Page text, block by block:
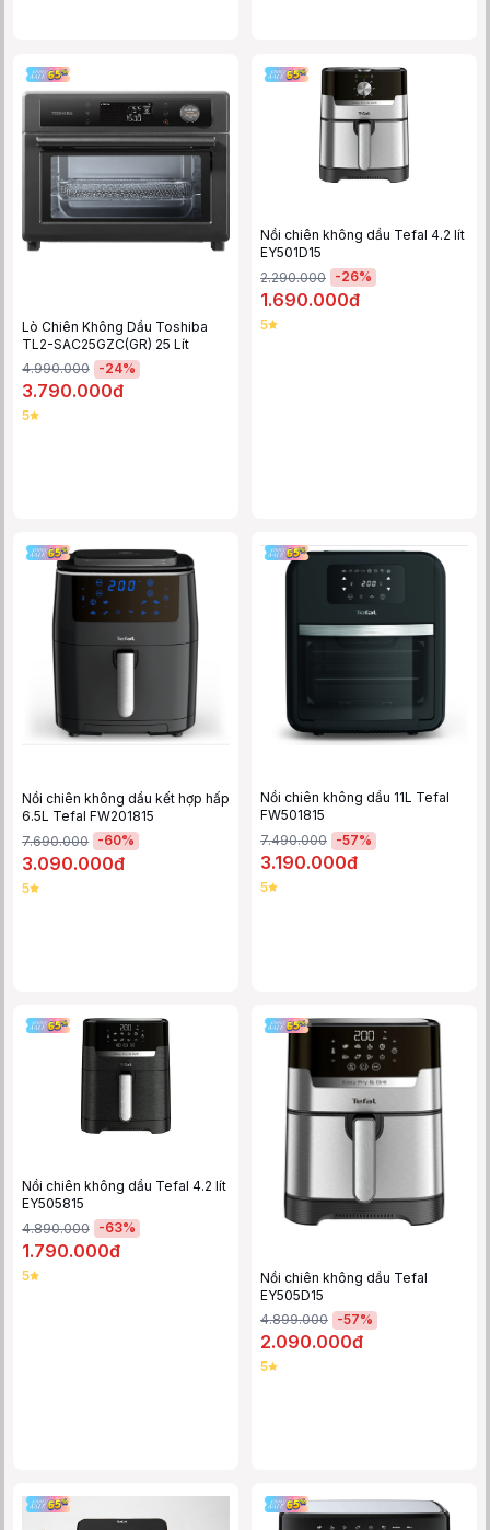
Lò Chiên Không Dầu Toshiba
TL2-SAC25GZC(GR) 25 Lít
4.990.000 -24%
3.790.000đ
5
Nồi chiên không dầu Tefal 4.2 lít
EY501D15
2.290.000 -26%
1.690.000đ
5
Nồi chiên không dầu kết hợp hấp
6.5L Tefal FW201815
7.690.000 -60%
3.090.000đ
5
Nồi chiên không dầu 11L Tefal
FW501815
7.490.000 -57%
3.190.000đ
5
Nồi chiên không dầu Tefal 4.2 lít
EY505815
4.890.000 -63%
1.790.000đ
5
Nồi chiên không dầu Tefal
EY505D15
4.899.000 -57%
2.090.000đ
5